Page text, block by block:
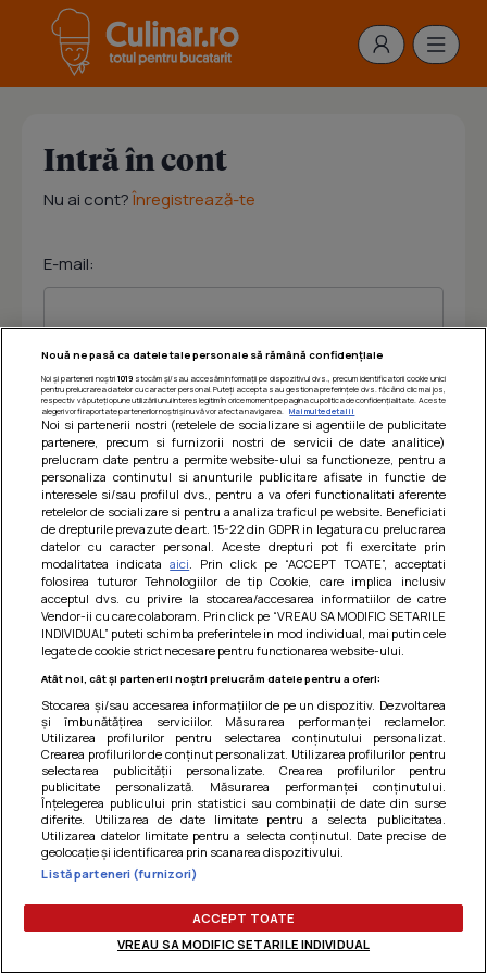
Intră în cont
Nu ai cont?Înregistrează-te
E-mail:
Parola:
Am uitat parola
Termeni si conditii|Politica de cookies
Politica de
confidentialitate
Nouă ne pasă ca datele tale personale să rămână confidențiale
Noi și partenerii noștri 1019stocăm și/sau accesăm informații pe dispozitivul dvs., precum identificatorii cookie unici
pentru prelucrarea datelor cu caracter personal. Puteți accepta sau gestiona preferințele dvs. făcând clic mai jos,
respectiv vă puteți opune utilizării unui interes legitim în orice moment pe pagina cu politica de confidențialitate. Aceste
alegeri vor fi raportate partenerilor noștri și nu vă vor afecta navigarea.
Mai multe detalii
Noi si partenerii nostri (retelele de socializare si agentiile de publicitate
partenere, precum si furnizorii nostri de servicii de date analitice)
prelucram date pentru a permite website-ului sa functioneze, pentru a
personaliza continutul si anunturile publicitare afisate in functie de
interesele si/sau profilul dvs., pentru a va oferi functionalitati aferente
retelelor de socializare si pentru a analiza traficul pe website. Beneficiati
de drepturile prevazute de art. 15-22 din GDPR in legatura cu prelucrarea
datelor cu caracter personal. Aceste drepturi pot fi exercitate prin
modalitatea indicataaici . Prin click pe “ACCEPT TOATE”, acceptati
folosirea tuturor Tehnologiilor de tip Cookie, care implica inclusiv
acceptul dvs. cu privire la stocarea/accesarea informatiilor de catre
Vendor-ii cu care colaboram. Prin click pe “VREAU SA MODIFIC SETARILE
INDIVIDUAL” puteti schimba preferintele in mod individual, mai putin cele
legate de cookie strict necesare pentru functionarea website-ului.
Atât noi, cât și partenerii noștri prelucrăm datele pentru a oferi:
Stocarea și/sau accesarea informațiilor de pe un dispozitiv. Dezvoltarea
și îmbunătățirea serviciilor. Măsurarea performanței reclamelor.
Utilizarea profilurilor pentru selectarea conținutului personalizat.
Crearea profilurilor de conținut personalizat. Utilizarea profilurilor pentru
selectarea publicității personalizate. Crearea profilurilor pentru
publicitate personalizată. Măsurarea performanței conținutului.
Înțelegerea publicului prin statistici sau combinații de date din surse
diferite. Utilizarea de date limitate pentru a selecta publicitatea.
Utilizarea datelor limitate pentru a selecta conținutul. Date precise de
geolocație și identificarea prin scanarea dispozitivului.
Listă parteneri (furnizori)
ACCEPT TOATE
VREAU SA MODIFIC SETARILE INDIVIDUAL